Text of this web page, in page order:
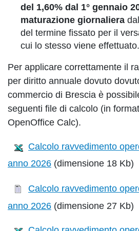
del 1,60% dal 1° gennaio
maturazione giornaliera
del termine fissato per il
cui lo stesso viene effettuato.
Per applicare correttamente il
per diritto annuale dovuto
commercio di Brescia è
seguenti file di calcolo (in
OpenOffice Calc).
Calcolo ravvedimento
anno 2026 (dimensione 18 Kb)
Calcolo ravvedimento
anno 2026 (dimensione 27 Kb)